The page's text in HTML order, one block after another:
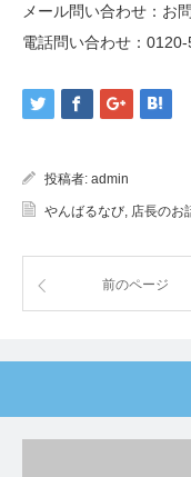
メール問い合わせ： お
電話問い合わせ：
投稿者: admin
やんばるなび, 店長のお
前のページ